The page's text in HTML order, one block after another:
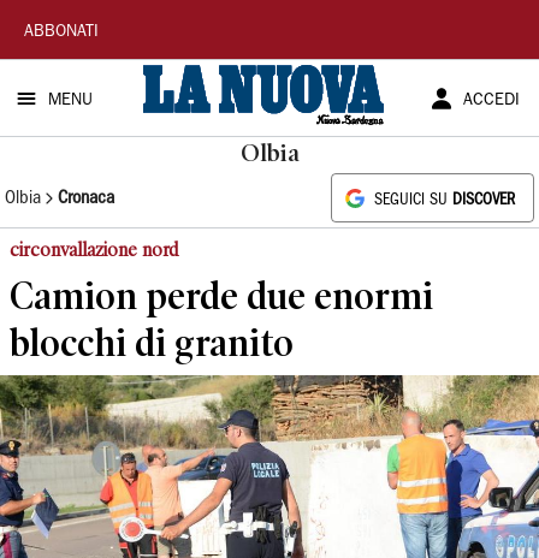
La
Nuova
Sardegna
ABBONATI
MENU ACCEDI
Olbia
Olbia Cronaca SEGUICI SU DISCOVER
circonvallazione nord
Camion perde due enormi
blocchi di granito